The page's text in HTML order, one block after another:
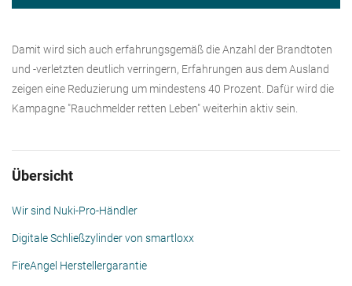
Damit wird sich auch erfahrungsgemäß die Anzahl der Brandtoten
und -verletzten deutlich verringern, Erfahrungen aus dem Ausland
zeigen eine Reduzierung um mindestens 40 Prozent. Dafür wird die
Kampagne "Rauchmelder retten Leben" weiterhin aktiv sein.
Übersicht
Wir sind Nuki-Pro-Händler
Digitale Schließzylinder von smartloxx
FireAngel Herstellergarantie